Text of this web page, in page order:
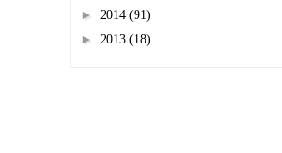
► 2014 (91)
► 2013 (18)